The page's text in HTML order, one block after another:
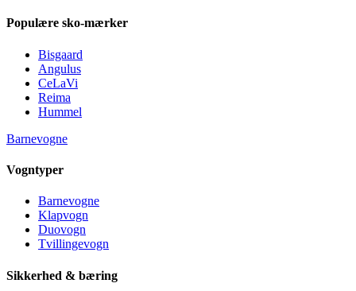
Populære sko-mærker
Bisgaard
Angulus
CeLaVi
Reima
Hummel
Barnevogne
Vogntyper
Barnevogne
Klapvogn
Duovogn
Tvillingevogn
Sikkerhed & bæring